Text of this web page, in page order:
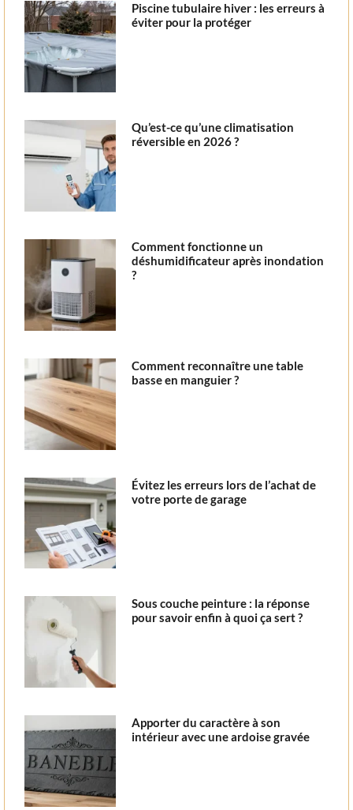
Piscine tubulaire hiver : les erreurs à
éviter pour la protéger
Qu’est-ce qu’une climatisation
réversible en 2026 ?
Comment fonctionne un
déshumidificateur après inondation
?
Comment reconnaître une table
basse en manguier ?
Évitez les erreurs lors de l’achat de
votre porte de garage
Sous couche peinture : la réponse
pour savoir enfin à quoi ça sert ?
Apporter du caractère à son
intérieur avec une ardoise gravée